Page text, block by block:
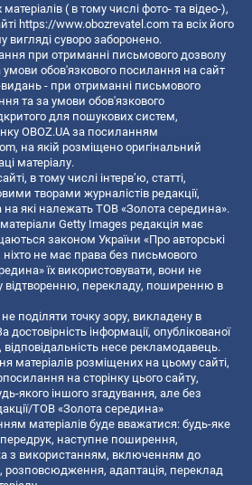
( в тому числі фото- та відео-),
https://www.obozrevatel.com та всіх його
вигляді суворо заборонено.
при отриманні письмового дозволу
умови обов'язкового посилання на сайт
видань - при отриманні письмового
та за умови обов'язкового
для пошукових систем,
OBOZ.UA за посиланням
, на якій розміщено оригінальний
матеріалу.
в тому числі інтерв’ю, статті,
творами журналістів редакції,
які належать ТОВ «Золота середина».
Getty Images редакція має
законом України «Про авторські
ніхто не має права без письмового
їх використовувати, вони не
відтворенню, перекладу, поширенню в
поділяти точку зору, викладену в
достовірність інформації, опублікованої
несе рекламодавець.
матеріалів розміщених на цьому сайті,
на сторінку цього сайту,
якого іншого згадування, але без
ТОВ «Золота середина»
матеріалів буде вважатися: будь-яке
наступне поширення,
з використанням, включенням до
розповсюдження, адаптація, переклад